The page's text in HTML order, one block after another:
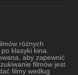
różnych
klasyki kina.
aby zapewnić
filmów jest
filmy według